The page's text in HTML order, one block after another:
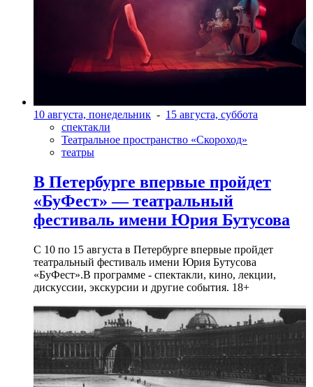
10 августа, понедельник - 15 августа, суббота
спектакли
Театральное пространство «Скороход»
театры
В Петербурге впервые пройдет
«БуФест» — театральный
фестиваль имени Юрия Бутусова
С 10 по 15 августа в Петербурге впервые пройдет
театральный фестиваль имени Юрия Бутусова
«БуФест».В программе - спектакли, кино, лекции,
дискуссии, экскурсии и другие события. 18+